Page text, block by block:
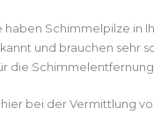
haben Schimmelpilze in
und brauchen sehr
die
hier bei der Vermittlung